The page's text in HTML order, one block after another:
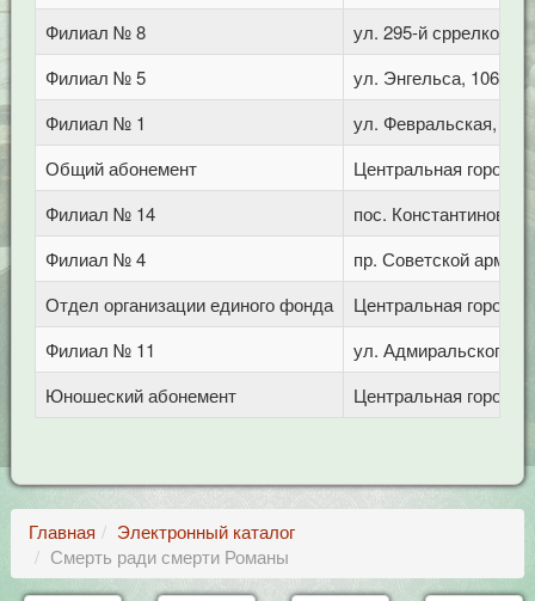
Филиал № 8
ул. 295-й сррелковой
Филиал № 5
ул. Энгельса, 106
Филиал № 1
ул. Февральская, 283
Общий абонемент
Центральная
Филиал № 14
пос.
Филиал № 4
пр. Советской армии,
Отдел организации единого фонда
Центральная
Филиал № 11
ул. Адмиральского, 8
Юношеский абонемент
Центральная
Главная
Электронный каталог
Смерть ради смерти Романы